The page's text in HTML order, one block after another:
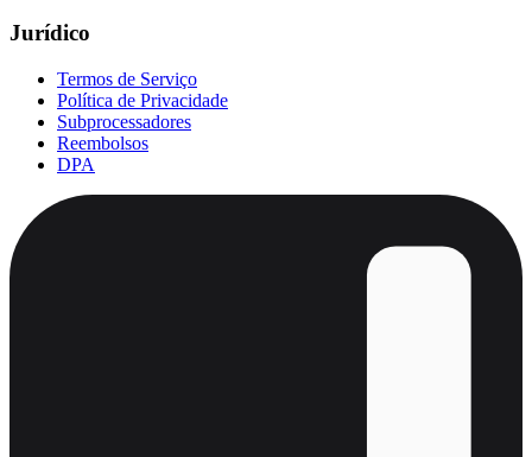
Jurídico
Termos de Serviço
Política de Privacidade
Subprocessadores
Reembolsos
DPA